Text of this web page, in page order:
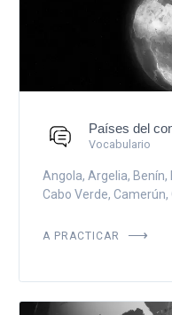
Países del
Vocabulario
Angola, Argelia,
Cabo Verde, Camerún,
A PRACTICAR